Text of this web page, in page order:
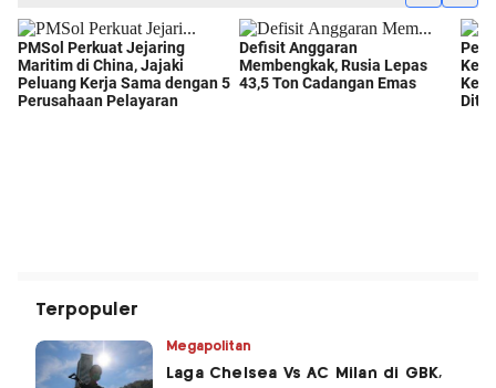
Terpopuler
Megapolitan
Laga Chelsea Vs AC Milan di GBK,